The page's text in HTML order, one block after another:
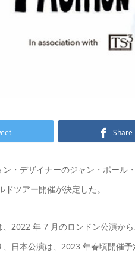
Share
・デザイナーのジャン・ポール
ドツアー開催が決定した。
、2022 年 7 月のロンドン公演か
日本公演は、2023 年春頃開催予